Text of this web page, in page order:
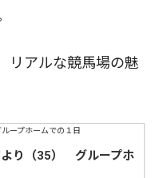
リアルな競馬場の魅
より（35） グループホ